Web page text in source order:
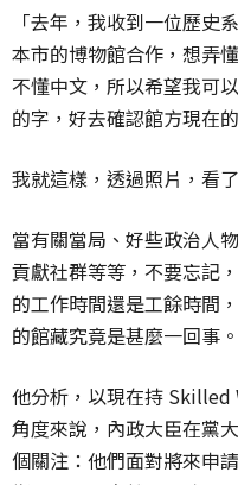
「去年，我收到一位歷史
本市的博物館合作，想弄
不懂中文，所以希望我可
的字，好去確認館方現在
我就這樣，透過照片，看
當有關當局、好些政治人
貢獻社群等等，不要忘記
的工作時間還是工餘時間
的館藏究竟是甚麼一回事。
他分析，以現在持 Skilled
角度來說，內政大臣在黨
個關注：他們面對將來申